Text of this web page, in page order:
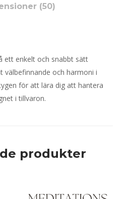
(50)
ett enkelt och snabbt sätt
välbefinnande och harmoni i
för att lära dig att hantera
i tillvaron.
produkter